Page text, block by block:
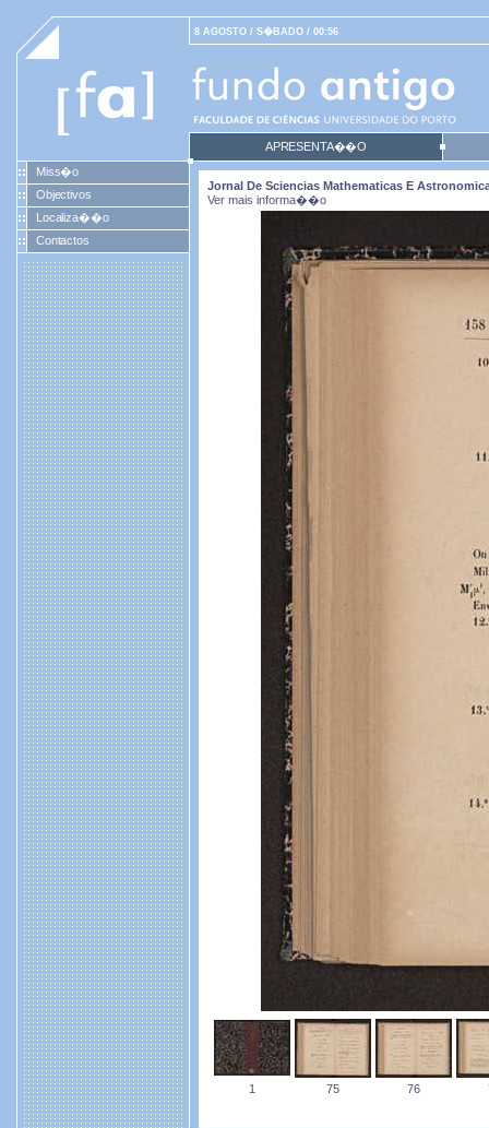
8 AGOSTO / S�BADO / 00:56
APRESENTA��O
Miss�o
Objectivos
Localiza��o
Contactos
Jornal De Sciencias Mathematicas E
Ver mais informa��o
1 75 76